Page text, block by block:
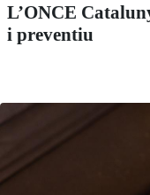
L’ONCE
i preventiu